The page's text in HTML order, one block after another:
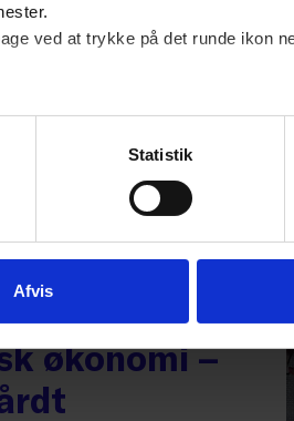
ved at trykke på det runde ikon
Statistik
Afvis
økonomi –